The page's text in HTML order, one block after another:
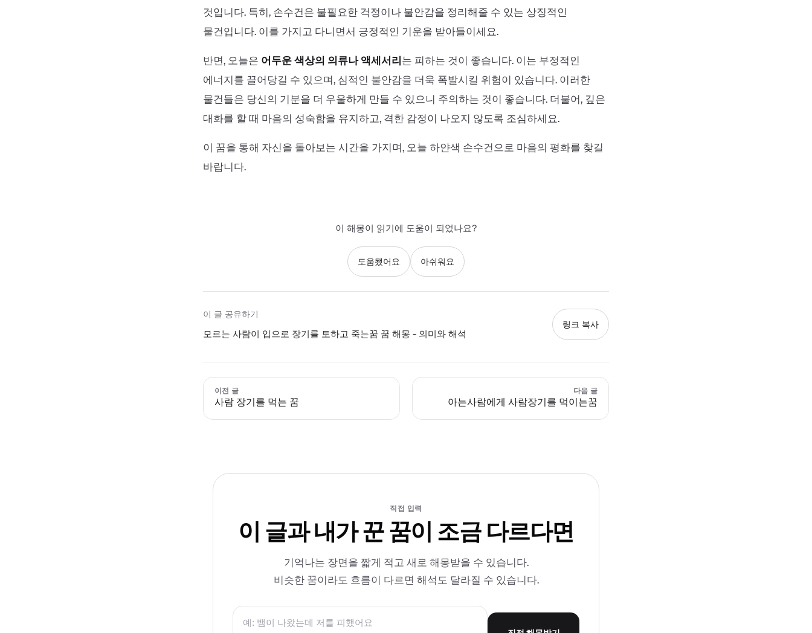
것입니다. 특히, 손수건은 불필요한 걱정이나 불안감을 정리해줄 수 있는 상징적인
물건입니다. 이를 가지고 다니면서 긍정적인 기운을 받아들이세요.
반면, 오늘은 어두운 색상의 의류나 액세서리는 피하는 것이 좋습니다. 이는 부정적인
에너지를 끌어당길 수 있으며, 심적인 불안감을 더욱 폭발시킬 위험이 있습니다. 이러한
물건들은 당신의 기분을 더 우울하게 만들 수 있으니 주의하는 것이 좋습니다. 더불어, 깊은
대화를 할 때 마음의 성숙함을 유지하고, 격한 감정이 나오지 않도록 조심하세요.
이 꿈을 통해 자신을 돌아보는 시간을 가지며, 오늘 하얀색 손수건으로 마음의 평화를 찾길
바랍니다.
이 해몽이 읽기에 도움이 되었나요?
도움됐어요 아쉬워요
이 글 공유하기
모르는 사람이 입으로 장기를 토하고 죽는꿈 꿈 해몽 - 의미와 해석
링크 복사
이전 글
사람 장기를 먹는 꿈
다음 글
아는사람에게 사람장기를 먹이는꿈
직접 입력
이 글과 내가 꾼 꿈이 조금 다르다면
기억나는 장면을 짧게 적고 새로 해몽받을 수 있습니다.
비슷한 꿈이라도 흐름이 다르면 해석도 달라질 수 있습니다.